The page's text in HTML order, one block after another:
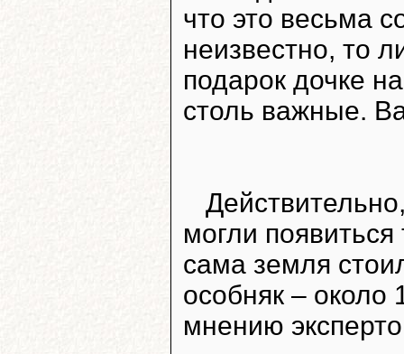
что это весьма
неизвестно, то
подарок дочке
столь важные.
могли
сама земля
особняк –
мнению